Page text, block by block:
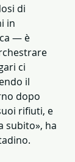
di
in
— è
ci
il
dopo
rifiuti, e
subito», ha